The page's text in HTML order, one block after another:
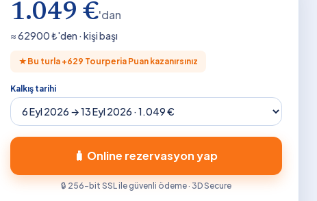
1.049 €'dan
≈62900₺'den · kişi başı
★ Bu turla +629 Tourperia Puan kazanırsınız
Kalkış tarihi
🧳 Online rezervasyon yap
🔒 256-bit SSL ile güvenli ödeme · 3D Secure